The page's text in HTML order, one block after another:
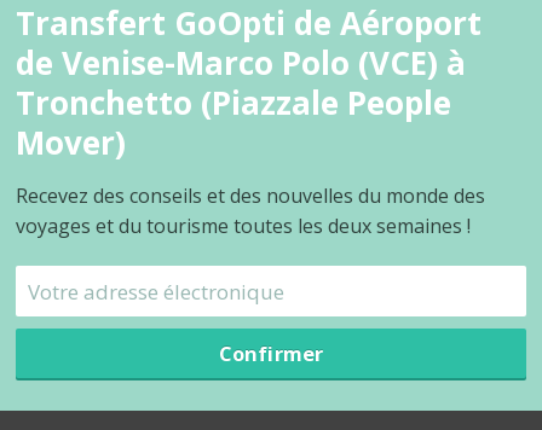
Transfert GoOpti de Aéroport
de Venise-Marco Polo (VCE) à
Tronchetto (Piazzale People
Mover)
Recevez des conseils et des nouvelles du monde des
voyages et du tourisme toutes les deux semaines !
Confirmer